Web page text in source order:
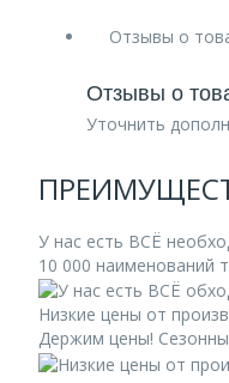
Отзывы о
Отзывы о
Уточнить
У нас есть ВСЁ
10 000 наименований
Низкие цены от
Держим цены!